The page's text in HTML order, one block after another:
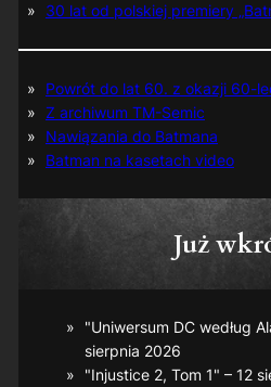
30 lat od polskiej premiery
Powrót do lat 60. z okazji 60-
Z archiwum TM-Semic
Nawiązania do Batmana
Batman na kasetach video
Już
"Uniwersum DC według
sierpnia 2026
"Injustice 2, Tom 1" – 12